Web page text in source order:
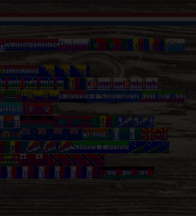
NetherlandsPolandPortugal RomaniaSan
BonaireBosnia and
Republic ChadChannel Islands
EcuadorEgyptEl SalvadorEquatorial
Hong-
MalawiMaldivesMali Marshall
New ZealandNiger Nigeria North
SeychellesSierra LeoneSolomon
TongaTrinidad and
and Futuna Islands West Bank /